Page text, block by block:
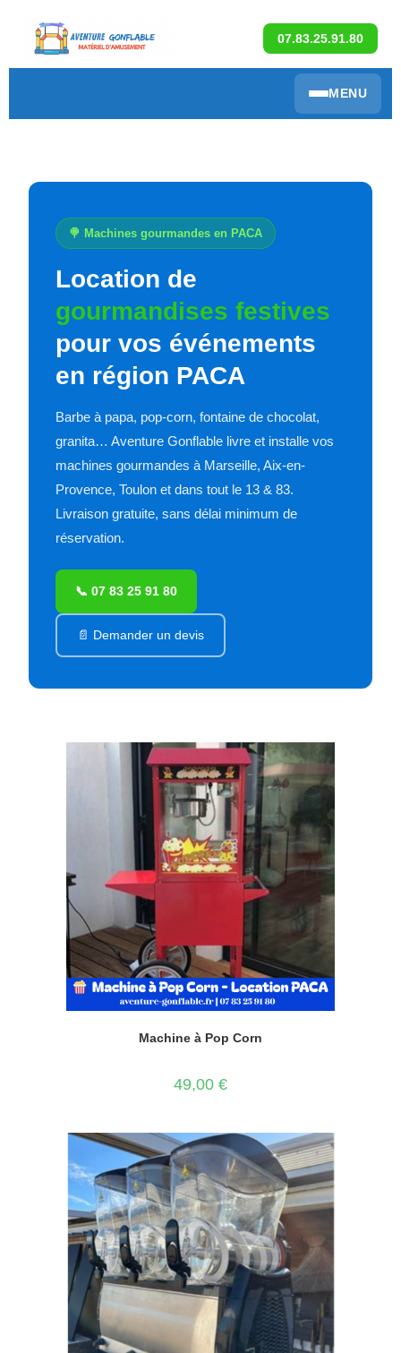
07.83.25.91.80
MENU
🍭 Machines gourmandes en PACA
Location de
gourmandises festives
pour vos événements
en région PACA
Barbe à papa, pop-corn, fontaine de chocolat,
granita… Aventure Gonflable livre et installe vos
machines gourmandes à Marseille, Aix-en-
Provence, Toulon et dans tout le 13 & 83.
Livraison gratuite, sans délai minimum de
réservation.
📞 07 83 25 91 80
📄 Demander un devis
Machine à Pop Corn
49,00 €